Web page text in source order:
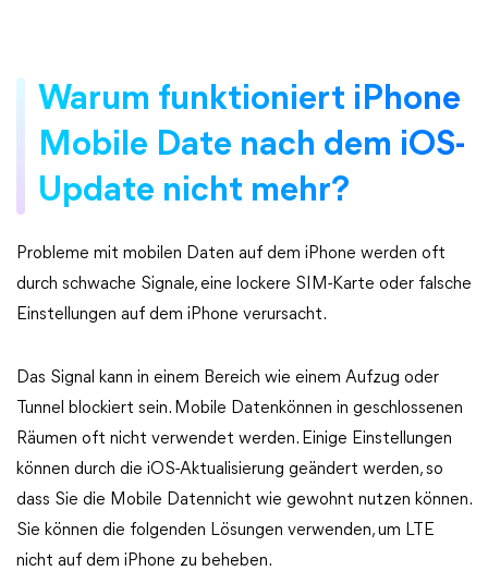
Warum funktioniert iPhone
Mobile Date nach dem iOS-
Update nicht mehr?
Probleme mit mobilen Daten auf dem iPhone werden oft
durch schwache Signale, eine lockere SIM-Karte oder falsche
Einstellungen auf dem iPhone verursacht.
Das Signal kann in einem Bereich wie einem Aufzug oder
Tunnel blockiert sein. Mobile Datenkönnen in geschlossenen
Räumen oft nicht verwendet werden. Einige Einstellungen
können durch die iOS-Aktualisierung geändert werden, so
dass Sie die Mobile Datennicht wie gewohnt nutzen können.
Sie können die folgenden Lösungen verwenden, um LTE
nicht auf dem iPhone zu beheben.